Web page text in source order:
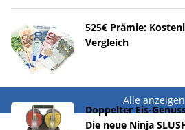
525€ Prämie:
Vergleich
Alle anzeigen
Doppelter Eis-
Die neue Ninja